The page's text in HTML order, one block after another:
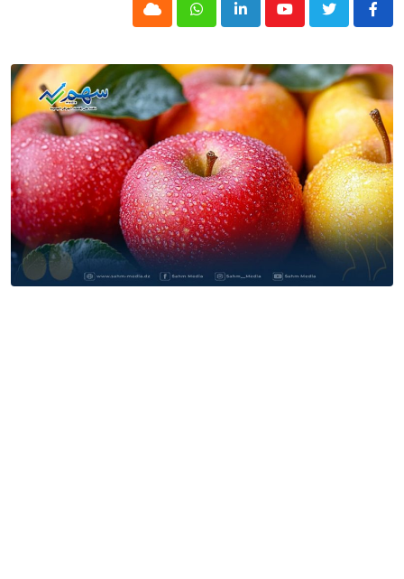
Youtube
LinkedIn
Whatsapp
Cloud